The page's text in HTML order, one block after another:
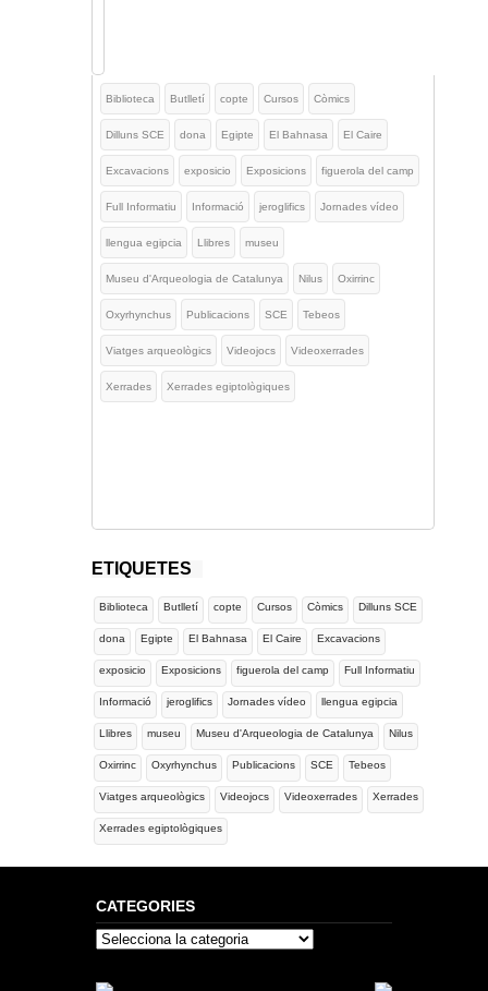
Biblioteca Butlletí copte Cursos Còmics
Dilluns SCE dona Egipte El Bahnasa El Caire
Excavacions exposicio Exposicions figuerola del camp
Full Informatiu Informació jeroglifics Jornades vídeo
llengua egipcia Llibres museu
Museu d'Arqueologia de Catalunya Nilus Oxirrinc
Oxyrhynchus Publicacions SCE Tebeos
Viatges arqueològics Videojocs Videoxerrades
Xerrades Xerrades egiptològiques
ETIQUETES
Biblioteca Butlletí copte Cursos Còmics Dilluns SCE
dona Egipte El Bahnasa El Caire Excavacions
exposicio Exposicions figuerola del camp Full Informatiu
Informació jeroglifics Jornades vídeo llengua egipcia
Llibres museu Museu d'Arqueologia de Catalunya Nilus
Oxirrinc Oxyrhynchus Publicacions SCE Tebeos
Viatges arqueològics Videojocs Videoxerrades Xerrades
Xerrades egiptològiques
CATEGORIES
Categories